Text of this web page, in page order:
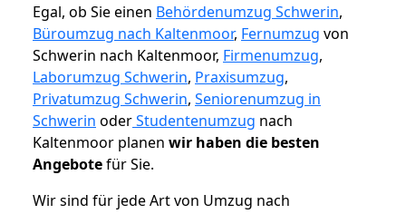
Egal, ob Sie einen Behördenumzug Schwerin,
Büroumzug nach Kaltenmoor, Fernumzug von
Schwerin nach Kaltenmoor, Firmenumzug,
Laborumzug Schwerin, Praxisumzug,
Privatumzug Schwerin, Seniorenumzug in
Schwerin oderStudentenumzug nach
Kaltenmoor planen wir haben die besten
Angebotefür Sie.
Wir sind für jede Art von Umzug nach